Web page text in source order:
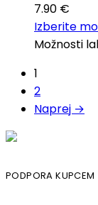
7.90 €
Izberite
Možnosti
1
2
Naprej →
PODPORA KUPCEM